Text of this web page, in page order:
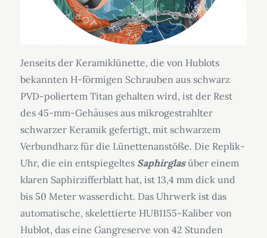
Jenseits der Keramiklünette, die von Hublots
bekannten H-förmigen Schrauben aus schwarz
PVD-poliertem Titan gehalten wird, ist der Rest
des 45-mm-Gehäuses aus mikrogestrahlter
schwarzer Keramik gefertigt, mit schwarzem
Verbundharz für die Lünettenanstöße. Die Replik-
Uhr, die ein entspiegeltes Saphirglasüber einem
klaren Saphirzifferblatt hat, ist 13,4 mm dick und
bis 50 Meter wasserdicht. Das Uhrwerk ist das
automatische, skelettierte HUB1155-Kaliber von
Hublot, das eine Gangreserve von 42 Stunden